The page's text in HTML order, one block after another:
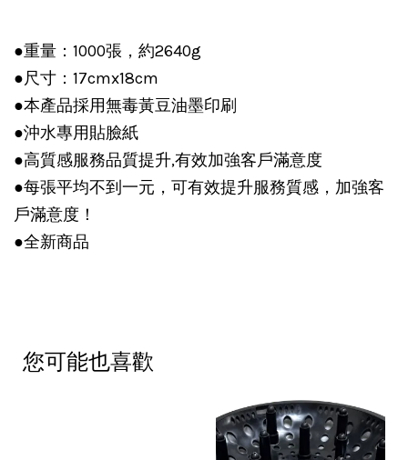
●重量：1000張，約2640g
●尺寸：17cmx18cm
●本產品採用無毒黃豆油墨印刷
●沖水專用貼臉紙
●高質感服務品質提升,有效加強客戶滿意度
●每張平均不到一元，可有效提升服務質感，加強客
戶滿意度！
●全新商品
您可能也喜歡